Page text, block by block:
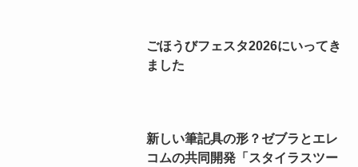
ごほうびフェスタ2026にいってき
ました
新しい筆記具の形？ゼブラとエレ
コムの共同開発「スタイラスツー